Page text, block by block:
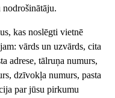
kas noslēgti vietnē
vārds un uzvārds, cita
adrese, tālruņa numurs,
dzīvokļa numurs, pasta
par jūsu pirkumu